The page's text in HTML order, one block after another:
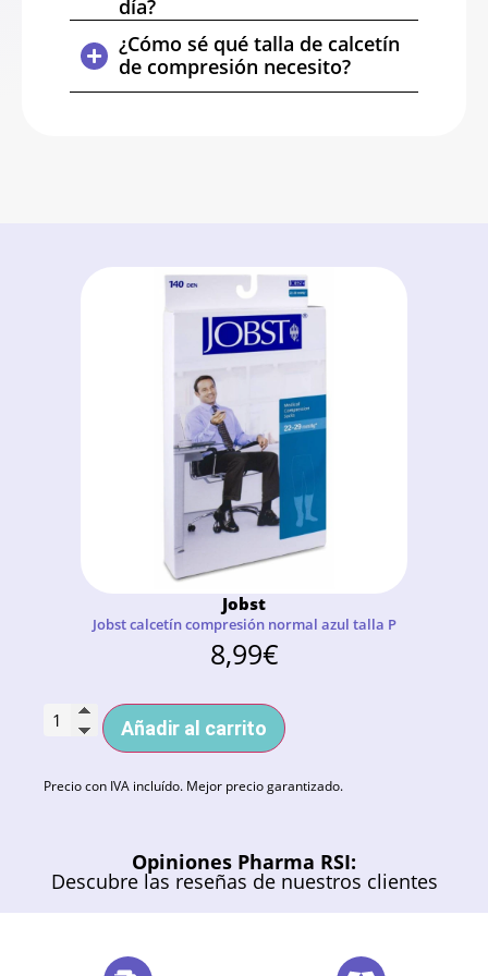
día?
¿Cómo sé qué talla de calcetín
de compresión necesito?
Jobst
Jobst calcetín compresión normal azul talla P
8,99€
Añadir al carrito
Precio con IVA incluído. Mejor precio garantizado.
Opiniones Pharma RSI:
Descubre las reseñas de nuestros clientes